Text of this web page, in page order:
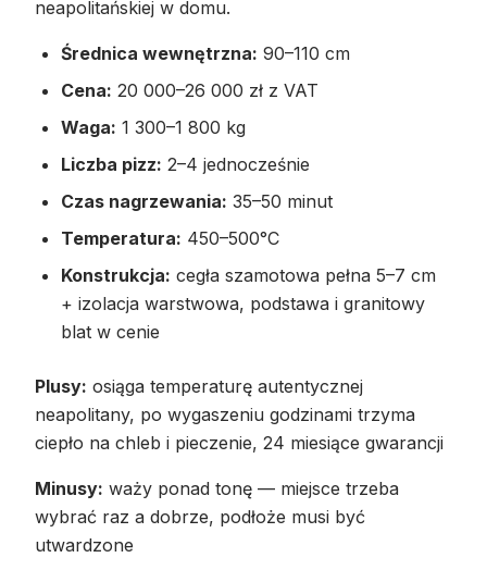
neapolitańskiej w domu.
Średnica wewnętrzna: 90–110 cm
Cena: 20 000–26 000 zł z VAT
Waga: 1 300–1 800 kg
Liczba pizz: 2–4 jednocześnie
Czas nagrzewania: 35–50 minut
Temperatura: 450–500°C
Konstrukcja: cegła szamotowa pełna 5–7 cm
+ izolacja warstwowa, podstawa i granitowy
blat w cenie
Plusy: osiąga temperaturę autentycznej
neapolitany, po wygaszeniu godzinami trzyma
ciepło na chleb i pieczenie, 24 miesiące gwarancji
Minusy: waży ponad tonę — miejsce trzeba
wybrać raz a dobrze, podłoże musi być
utwardzone